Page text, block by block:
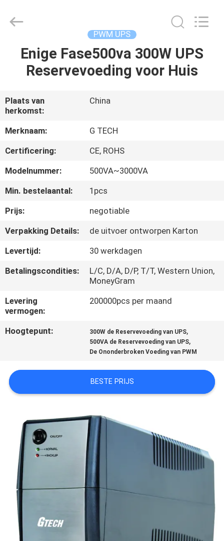
THUIS
OVER
ONS
FABRIEKSTOCHT
KWALITEITSCONTROLE
NEEM
CONTACT
MET
OP
NIEUWS
OFFERTE
SITEMAP
PRIVACYBELEID
POWER
GROUP.
Reserved.
PWM UPS
Enige Fase500va 300W UPS
Reservevoeding voor Huis
Plaats van
herkomst:
China
Merknaam:
G TECH
Certificering:
CE, ROHS
Modelnummer:
500VA~3000VA
Min. bestelaantal:
1pcs
Prijs:
negotiable
Verpakking Details:
de uitvoer ontworpen Karton
Levertijd:
30 werkdagen
Betalingscondities:
L/C, D/A, D/P, T/T, Western Union,
MoneyGram
Levering
vermogen:
200000pcs per maand
Hoogtepunt: 300W de Reservevoeding van UPS,
500VA de Reservevoeding van UPS,
De Ononderbroken Voeding van PWM
BESTE PRIJS